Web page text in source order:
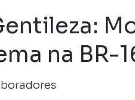
na BR-